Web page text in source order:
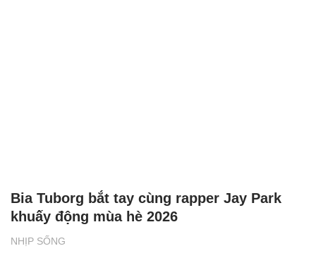
NHỊP SỐNG
Bia Tuborg bắt tay cùng rapper Jay Park
khuấy động mùa hè 2026